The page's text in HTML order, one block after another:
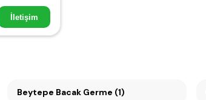
İletişim
Beytepe Bacak Germe (1)